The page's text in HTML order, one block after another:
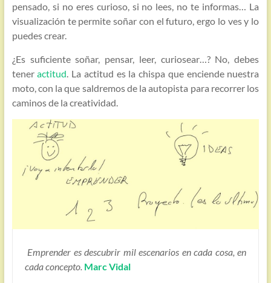
pensado, si no eres curioso, si no lees, no te informas… La
visualización te permite soñar con el futuro, ergo lo ves y lo
puedes crear.
¿Es suficiente soñar, pensar, leer, curiosear…? No, debes
teneractitud. La actitud es la chispa que enciende nuestra
moto, con la que saldremos de la autopista para recorrer los
caminos de la creatividad.
Emprender es descubrir mil escenarios en cada cosa, en
cada concepto. Marc Vidal